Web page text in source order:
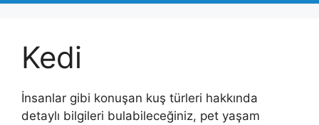
Kedi
İnsanlar gibi konuşan kuş türleri hakkında
detaylı bilgileri bulabileceğiniz, pet yaşam